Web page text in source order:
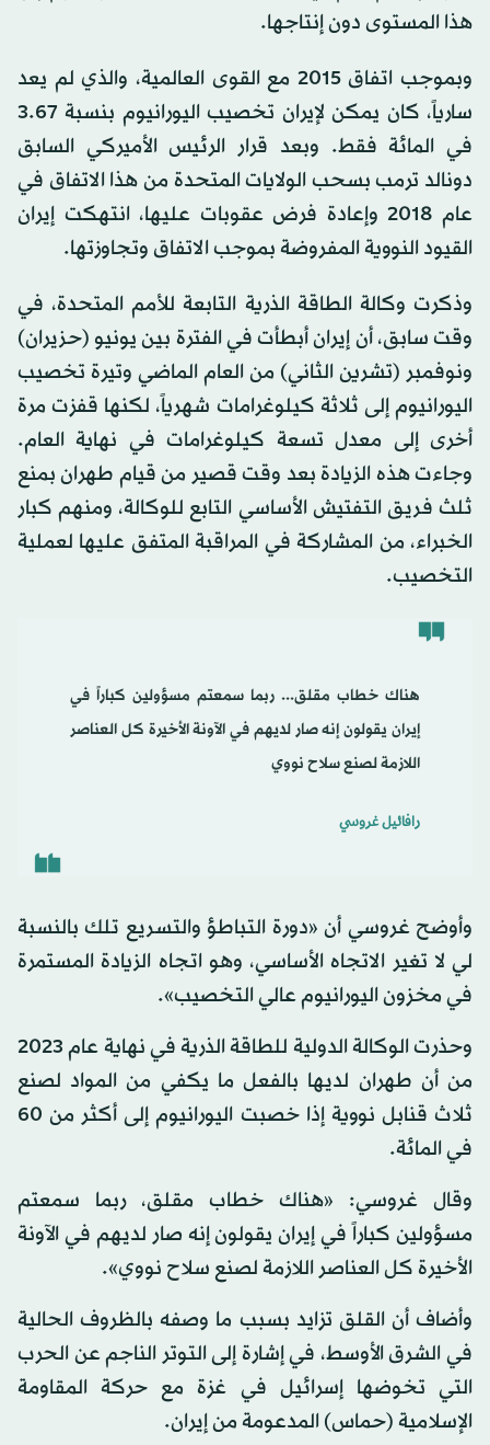
هذا المستوى دون إنتاجها.
وبموجب اتفاق 2015 مع القوى العالمية، والذي لم يعد
سارياً، كان يمكن لإيران تخصيب اليورانيوم بنسبة 3.67
في المائة فقط. وبعد قرار الرئيس الأميركي السابق
دونالد ترمب بسحب الولايات المتحدة من هذا الاتفاق في
عام 2018 وإعادة فرض عقوبات عليها، انتهكت إيران
القيود النووية المفروضة بموجب الاتفاق وتجاوزتها.
وذكرت وكالة الطاقة الذرية التابعة للأمم المتحدة، في
وقت سابق، أن إيران أبطأت في الفترة بين يونيو (حزيران)
ونوفمبر (تشرين الثاني) من العام الماضي وتيرة تخصيب
اليورانيوم إلى ثلاثة كيلوغرامات شهرياً، لكنها قفزت مرة
أخرى إلى معدل تسعة كيلوغرامات في نهاية العام.
وجاءت هذه الزيادة بعد وقت قصير من قيام طهران بمنع
ثلث فريق التفتيش الأساسي التابع للوكالة، ومنهم كبار
الخبراء، من المشاركة في المراقبة المتفق عليها لعملية
التخصيب.
هناك خطاب مقلق... ربما سمعتم مسؤولين كباراً في
إيران يقولون إنه صار لديهم في الآونة الأخيرة كل العناصر
اللازمة لصنع سلاح نووي
رافائيل غروسي
وأوضح غروسي أن «دورة التباطؤ والتسريع تلك بالنسبة
لي لا تغير الاتجاه الأساسي، وهو اتجاه الزيادة المستمرة
في مخزون اليورانيوم عالي التخصيب».
وحذرت الوكالة الدولية للطاقة الذرية في نهاية عام 2023
من أن طهران لديها بالفعل ما يكفي من المواد لصنع
ثلاث قنابل نووية إذا خصبت اليورانيوم إلى أكثر من 60
في المائة.
وقال غروسي: «هناك خطاب مقلق، ربما سمعتم
مسؤولين كباراً في إيران يقولون إنه صار لديهم في الآونة
الأخيرة كل العناصر اللازمة لصنع سلاح نووي».
وأضاف أن القلق تزايد بسبب ما وصفه بالظروف الحالية
في الشرق الأوسط، في إشارة إلى التوتر الناجم عن الحرب
التي تخوضها إسرائيل في غزة مع حركة المقاومة
الإسلامية (حماس) المدعومة من إيران.